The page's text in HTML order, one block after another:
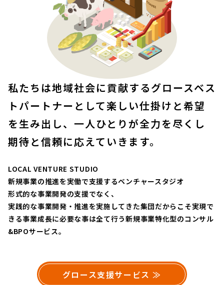
私たちは地域社会に貢献するグロースベス
トパートナーとして楽しい仕掛けと希望
を生み出し、 一人ひとりが全力を尽くし
期待と信頼に応えていきます。
LOCAL VENTURE STUDIO
新規事業の推進を実働で支援するベンチャースタジオ
形式的な事業開発の支援でなく、
実践的な事業開発・推進を実施してきた集団だからこそ実現で
きる事業成長に必要な事は全て行う新規事業特化型のコンサル
&BPOサービス。
グロース支援サービス ≫